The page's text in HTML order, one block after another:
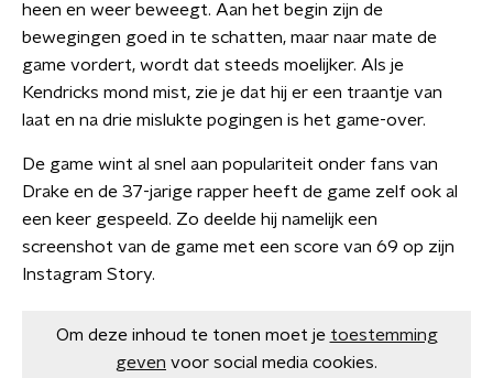
heen en weer beweegt. Aan het begin zijn de
bewegingen goed in te schatten, maar naar mate de
game vordert, wordt dat steeds moelijker. Als je
Kendricks mond mist, zie je dat hij er een traantje van
laat en na drie mislukte pogingen is het game-over.
De game wint al snel aan populariteit onder fans van
Drake en de 37-jarige rapper heeft de game zelf ook al
een keer gespeeld. Zo deelde hij namelijk een
screenshot van de game met een score van 69 op zijn
Instagram Story.
Om deze inhoud te tonen moet je toestemming
geven voor social media cookies.